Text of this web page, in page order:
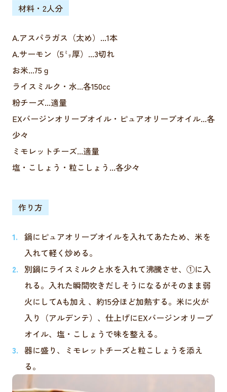
材料・2人分
A.アスパラガス（太め）...1本
A.サーモン（5㍉厚）...3切れ
お米...75ｇ
ライスミルク・水...各150cc
粉チーズ...適量
EXバージンオリーブオイル・ピュアオリーブオイル...各
少々
ミモレットチーズ...適量
塩・こしょう・粒こしょう...各少々
作り方
鍋にピュアオリーブオイルを入れてあたため、米を
入れて軽く炒める。
別鍋にライスミルクと水を入れて沸騰させ、①に入
れる。入れた瞬間吹きだしそうになるがそのまま弱
火にしてAも加え 、約15分ほど加熱する。米に火が
入り（アルデンテ）、仕上げにEXバージンオリーブ
オイル、塩・こしょうで味を整える。
器に盛り、ミモレットチーズと粒こしょうを添え
る。